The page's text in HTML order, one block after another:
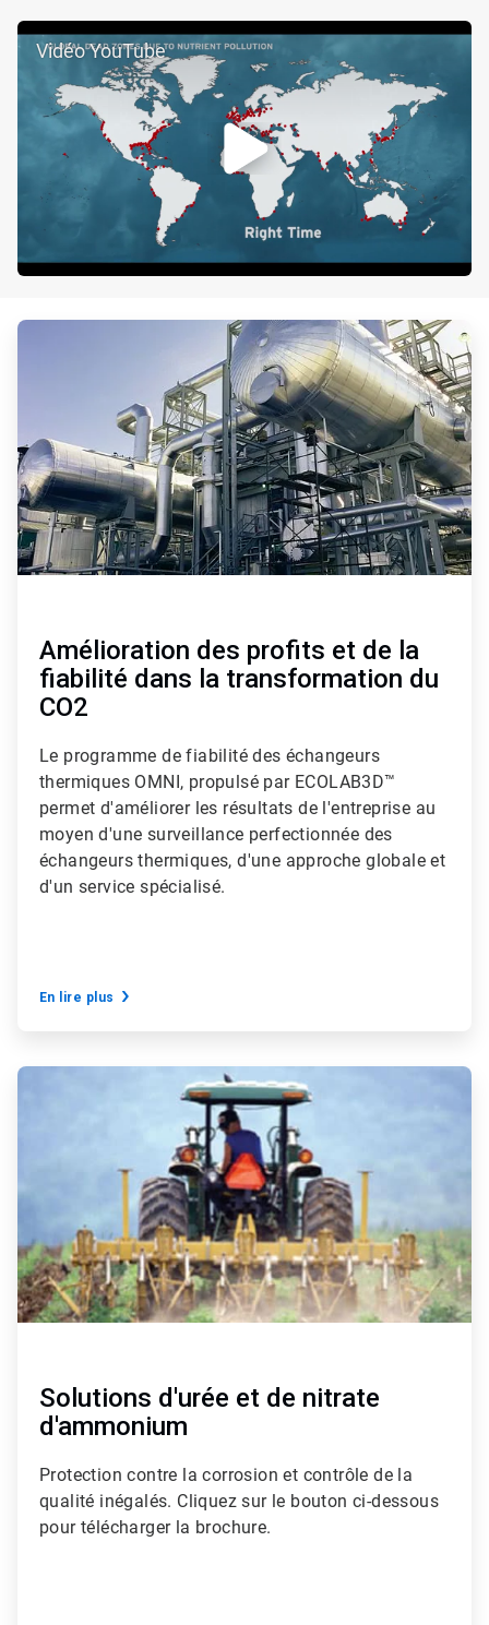
Vidéo YouTube
ArticleTile
Amélioration des profits et de la
fiabilité dans la transformation du
CO2
Le programme de fiabilité des échangeurs
thermiques OMNI, propulsé par ECOLAB3D™
permet d'améliorer les résultats de l'entreprise au
moyen d'une surveillance perfectionnée des
échangeurs thermiques, d'une approche globale et
d'un service spécialisé.
En lire plus
ArticleTile
Solutions d'urée et de nitrate
d'ammonium
Protection contre la corrosion et contrôle de la
qualité inégalés. Cliquez sur le bouton ci-dessous
pour télécharger la brochure.